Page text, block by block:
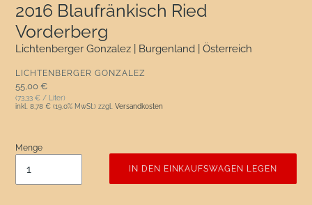
2016 Blaufränkisch Ried
Vorderberg
Lichtenberger Gonzalez | Burgenland | Österreich
VERKÄUFER
LICHTENBERGER GONZALEZ
Normaler Preis
55,00 €
(73,33 € / Liter)
inkl. 8,78 € (19.0% MwSt.) zzgl. Versandkosten
Menge
IN DEN EINKAUFSWAGEN LEGEN